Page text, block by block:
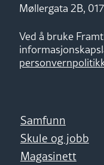
Møllergata 2B,
Ved å bruke
Samfunn
Skule og jobb
Magasinett